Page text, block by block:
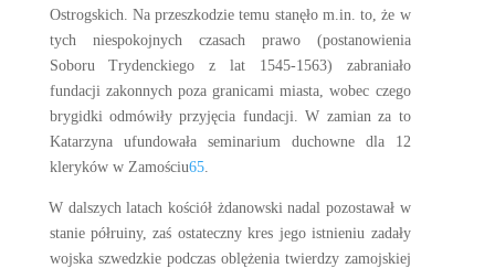
Ostrogskich. Na przeszkodzie temu stanęło m.in. to, że w
tych niespokojnych czasach prawo (postanowienia
Soboru Trydenckiego z lat 1545-1563) zabraniało
fundacji zakonnych poza granicami miasta, wobec czego
brygidki odmówiły przyjęcia fundacji. W zamian za to
Katarzyna ufundowała seminarium duchowne dla 12
kleryków w Zamościu65.
W dalszych latach kościół żdanowski nadal pozostawał w
stanie półruiny, zaś ostateczny kres jego istnieniu zadały
wojska szwedzkie podczas oblężenia twierdzy zamojskiej